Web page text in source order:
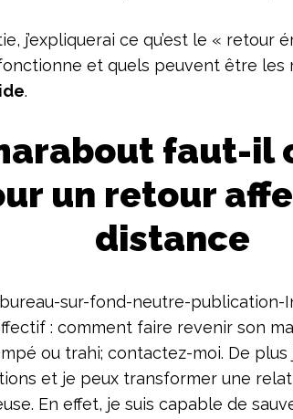
j’expliquerai ce qu’est le « retour
et quels peuvent être les
.
faut-il
un retour
distance
ou trahi; contactez-moi. De plus
et je peux transformer une
En effet, je suis capable de